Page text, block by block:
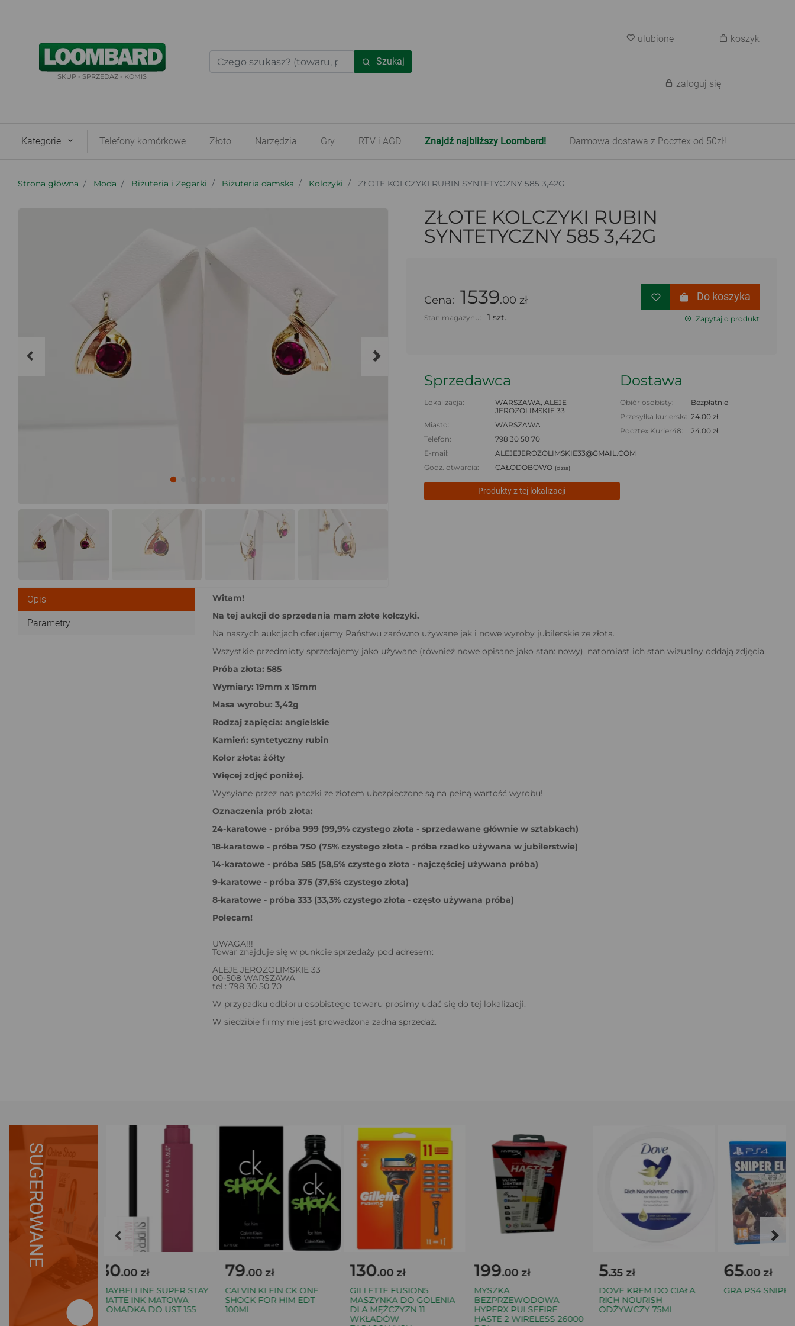
SKUP - SPRZEDAŻ - KOMIS
Szukaj
ulubione koszyk
zaloguj się
Kategorie Telefony komórkowe Złoto Narzędzia Gry RTV i AGD Znajdź najbliższy Loombard! Darmowa dostawa z Pocztex od 50zł!
Strona główna Moda Biżuteria i Zegarki Biżuteria damska Kolczyki ZŁOTE KOLCZYKI RUBIN SYNTETYCZNY 585 3,42G
ZŁOTE KOLCZYKI RUBIN
SYNTETYCZNY 585 3,42G
Cena: 1539.00 zł
Stan magazynu: 1 szt.
Do koszyka
Zapytaj o produkt
Sprzedawca
Lokalizacja:
WARSZAWA, ALEJE
JEROZOLIMSKIE 33
Miasto:
WARSZAWA
Telefon:
798 30 50 70
E-mail:
ALEJEJEROZOLIMSKIE33@GMAIL.COM
Godz. otwarcia:
CAŁODOBOWO (dziś)
Produkty z tej lokalizacji
Dostawa
Obiór osobisty:
Bezpłatnie
Przesyłka kurierska: 24.00 zł
Pocztex Kurier48:
24.00 zł
Opis
Parametry
Witam!
Na tej aukcji do sprzedania mam złote kolczyki.
Na naszych aukcjach oferujemy Państwu zarówno używane jak i nowe wyroby jubilerskie ze złota.
Wszystkie przedmioty sprzedajemy jako używane (również nowe opisane jako stan: nowy), natomiast ich stan wizualny oddają zdjęcia.
Próba złota: 585
Wymiary: 19mm x 15mm
Masa wyrobu: 3,42g
Rodzaj zapięcia: angielskie
Kamień: syntetyczny rubin
Kolor złota: żółty
Więcej zdjęć poniżej.
Wysyłane przez nas paczki ze złotem ubezpieczone są na pełną wartość wyrobu!
Oznaczenia prób złota:
24-karatowe - próba 999 (99,9% czystego złota - sprzedawane głównie w sztabkach)
18-karatowe - próba 750 (75% czystego złota - próba rzadko używana w jubilerstwie)
14-karatowe - próba 585 (58,5% czystego złota - najczęściej używana próba)
9-karatowe - próba 375 (37,5% czystego złota)
8-karatowe - próba 333 (33,3% czystego złota - często używana próba)
Polecam!
UWAGA!!!
Towar znajduje się w punkcie sprzedaży pod adresem:
ALEJE JEROZOLIMSKIE 33
00-508 WARSZAWA
tel.: 798 30 50 70
W przypadku odbioru osobistego towaru prosimy udać się do tej lokalizacji.
W siedzibie firmy nie jest prowadzona żadna sprzedaż.
SUGEROWANE
MASTER T2
30.00 zł
MAYBELLINE SUPER STAY
MATTE INK MATOWA
POMADKA DO UST 155
79.00 zł
CALVIN KLEIN CK ONE
SHOCK FOR HIM EDT
100ML
130.00 zł
GILLETTE FUSION5
MASZYNKA DO GOLENIA
DLA MĘŻCZYZN 11
WKŁADÓW
199.00 zł
MYSZKA
BEZPRZEWODOWA
HYPERX PULSEFIRE
HASTE 2 WIRELESS 26000
5.35 zł
DOVE KREM DO CIAŁA
RICH NOURISH
ODŻYWCZY 75ML
65.00 zł
GRA PS4 SNIPER